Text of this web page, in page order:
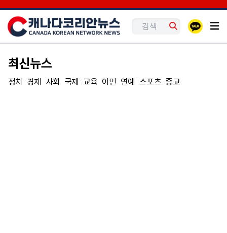
최신뉴스
정치 경제 사회 국제 교육 이민 연예 스포츠 종교